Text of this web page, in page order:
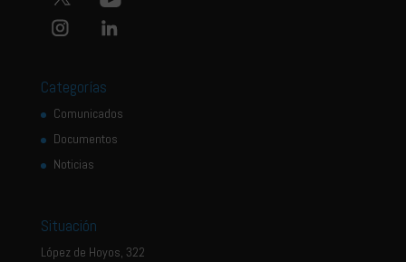
Categorías
Comunicados
Documentos
Noticias
Situación
López de Hoyos, 322